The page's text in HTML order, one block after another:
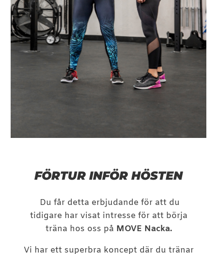
FÖRTUR INFÖR HÖSTEN
Du får detta erbjudande för att du
tidigare har visat intresse för att börja
träna hos oss på MOVE Nacka.
Vi har ett superbra koncept där du tränar